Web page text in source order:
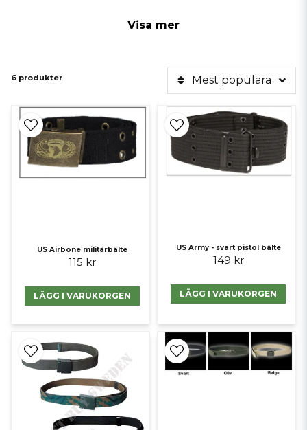
Visa mer
6 produkter Mest populära
US Airbone militärbälte
115 kr
LÄGG I VARUKORGEN
US Army - svart pistol bälte
149 kr
LÄGG I VARUKORGEN